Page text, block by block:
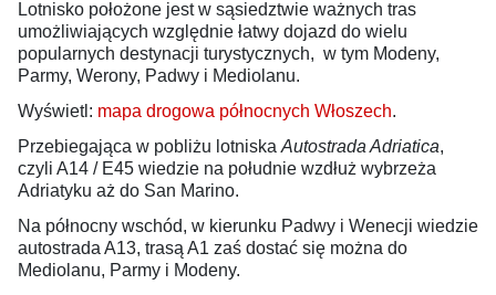
Lotnisko położone jest w sąsiedztwie ważnych tras
umożliwiających względnie łatwy dojazd do wielu
popularnych destynacji turystycznych, w tym Modeny,
Parmy, Werony, Padwy i Mediolanu.
Wyświetl: mapa drogowa północnych Włoszech.
Przebiegająca w pobliżu lotniska Autostrada Adriatica,
czyli A14 / E45 wiedzie na południe wzdłuż wybrzeża
Adriatyku aż do San Marino.
Na północny wschód, w kierunku Padwy i Wenecji wiedzie
autostrada A13, trasą A1 zaś dostać się można do
Mediolanu, Parmy i Modeny.